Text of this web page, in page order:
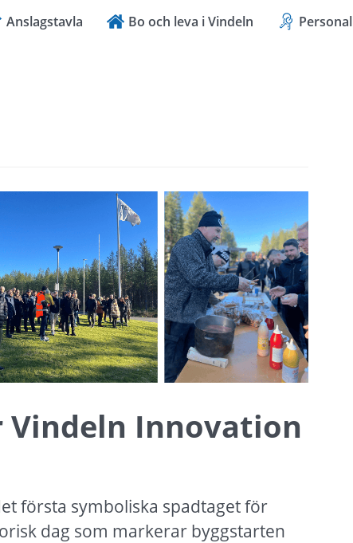
Anslagstavla Bo och leva i Vindeln Personal
Vindeln Innovation
första symboliska spadtaget för
dag som markerar byggstarten